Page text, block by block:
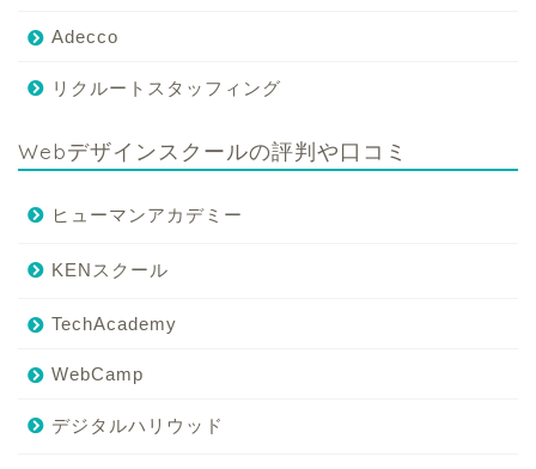
Adecco
リクルートスタッフィング
Webデザインスクールの評判や口コミ
ヒューマンアカデミー
KENスクール
TechAcademy
WebCamp
デジタルハリウッド